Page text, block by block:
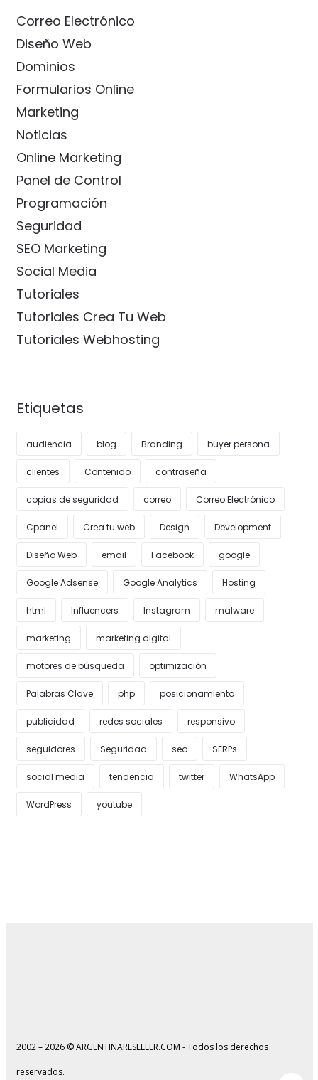
Correo Electrónico
Diseño Web
Dominios
Formularios Online
Marketing
Noticias
Online Marketing
Panel de Control
Programación
Seguridad
SEO Marketing
Social Media
Tutoriales
Tutoriales Crea Tu Web
Tutoriales Webhosting
Etiquetas
audiencia blog Branding buyer persona
clientes Contenido contraseña
copias de seguridad correo Correo Electrónico
Cpanel Crea tu web Design Development
Diseño Web email Facebook google
Google Adsense Google Analytics Hosting
html Influencers Instagram malware
marketing marketing digital
motores de búsqueda optimización
Palabras Clave php posicionamiento
publicidad redes sociales responsivo
seguidores Seguridad seo SERPs
social media tendencia twitter WhatsApp
WordPress youtube
2002 – 2026 © ARGENTINARESELLER.COM - Todos los derechos
reservados.